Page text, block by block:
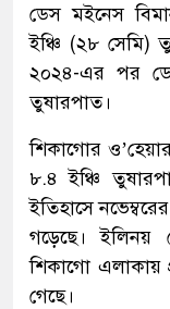
ডেস মইনেস
ইঞ্চি (২৮ সেমি)
২০২৪-এর পর
তুষারপাত।
শিকাগোর
৮.৪ ইঞ্চি
ইতিহাসে
গড়েছে। ইলিনয়
শিকাগো এলাকায়
গেছে।